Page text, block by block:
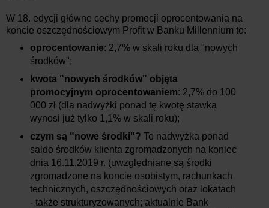
W 18. edycji główne cechy promocji oprocentowania na
koncie oszczędnościowym Profit w Banku Millennium to:
oprocentowanie: 2,7% w skali roku dla "nowych
środków";
kwota "nowych środków" objęta
promocyjnym oprocentowaniem: 2,7% do 100
000 zł (dla nadwyżki ponad tę kwotę stawka
wynosi już tylko 1,1% w skali roku);
czym są "nowe środki"? To nadwyżka ponad
saldo środków klienta zgromadzonych na koniec
dnia 16.11.2019 r. (uwzględniane są środki
zgromadzone na koncie osobistym, rachunkach
technicznych, oszczędnościowych oraz lokatach
- także strukturyzowanych; aktualnie Bank